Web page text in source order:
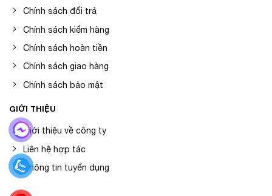
Chính sách đổi trả
Chính sách kiểm hàng
Chính sách hoàn tiền
Chính sách giao hàng
Chính sách bảo mật
GIỚI THIỆU
Giới thiệu về công ty
Liên hệ hợp tác
Thông tin tuyển dụng